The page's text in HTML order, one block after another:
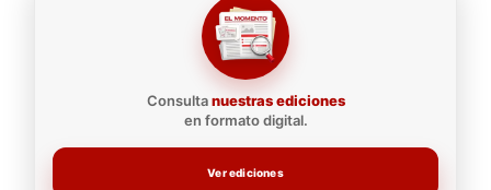
Consultanuestras ediciones
en formato digital.
Ver ediciones